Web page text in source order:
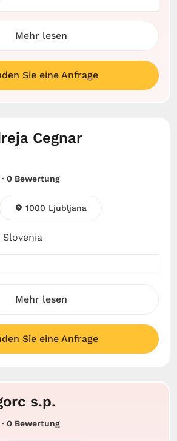
Mehr lesen
Sie eine Anfrage
Cegnar
· 0 Bewertung
1000 Ljubljana
Mehr lesen
Sie eine Anfrage
s.p.
· 0 Bewertung